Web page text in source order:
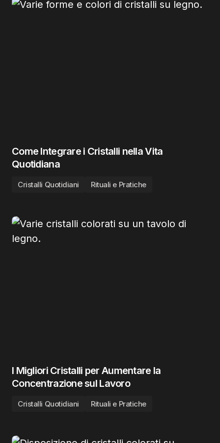
Come Integrare i Cristalli nella Vita
Quotidiana
Cristalli Quotidiani Rituali e Pratiche
I Migliori Cristalli per Aumentare la
Concentrazione sul Lavoro
Cristalli Quotidiani Rituali e Pratiche